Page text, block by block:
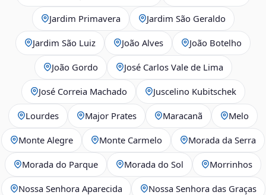
Jardim Primavera Jardim São Geraldo
Jardim São Luiz João Alves João Botelho
João Gordo José Carlos Vale de Lima
José Correia Machado Juscelino Kubitschek
Lourdes Major Prates Maracanã Melo
Monte Alegre Monte Carmelo Morada da Serra
Morada do Parque Morada do Sol Morrinhos
Nossa Senhora Aparecida Nossa Senhora das Graças